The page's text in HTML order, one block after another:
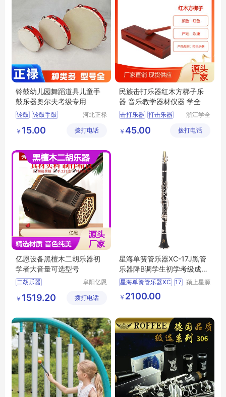
铃鼓幼儿园舞蹈道具儿童手
鼓乐器奥尔夫考级专用
铃鼓 铃鼓手鼓
奥尔夫打击乐器
河北正禄
制造有限
￥ 15.00 拨打电话
民族击打乐器红木方梆子乐
器 音乐教学器材仪器 学全
击打乐器 打击乐器
儿童击打乐器
浙江学全
有限公司
￥ 45.00 拨打电话
亿恩设备黑檀木二胡乐器初
学者大音量可选型号
二胡乐器
二胡乐器厂家直销
阜阳亿恩
有限公司
￥ 1519.20 拨打电话
星海单簧管乐器XC-17J黑管
乐器降B调学生初学考级成人
入门乐团
星海单簧管乐器XC 17
颍上星源
￥ 2100.00